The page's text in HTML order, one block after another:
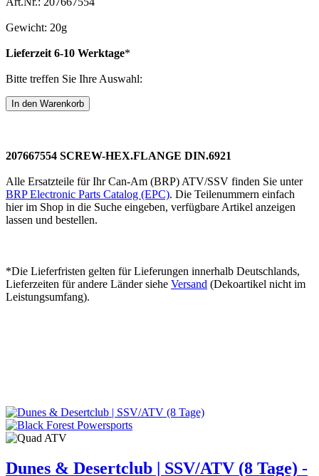
Gewicht: 20g
Lieferzeit 6-10 Werktage*
Bitte treffen Sie Ihre Auswahl:
207667554 SCREW-HEX.FLANGE DIN.6921
Alle Ersatzteile für Ihr Can-Am (BRP) ATV/SSV finden Sie unter
BRP Electronic Parts Catalog (EPC). Die Teilenummern einfach
hier im Shop in die Suche eingeben, verfügbare Artikel anzeigen
lassen und bestellen.
*Die Lieferfristen gelten für Lieferungen innerhalb Deutschlands,
Lieferzeiten für andere Länder siehe Versand (Dekoartikel nicht im
Leistungsumfang).
Dunes & Desertclub | SSV/ATV (8 Tage) -